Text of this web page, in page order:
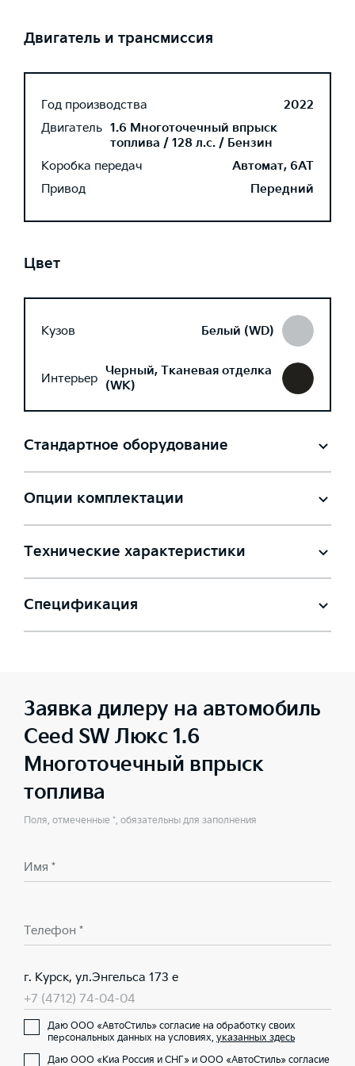
Двигатель и трансмиссия
Год производства
2022
Двигатель 1.6 Многоточечный впрыск
топлива / 128 л.с. / Бензин
Коробка передач
Автомат, 6AT
Привод
Передний
Цвет
Кузов Белый (WD)
Интерьер Черный, Тканевая отделка
(WK)
Стандартное оборудование
Опции комплектации
Технические характеристики
Спецификация
Заявка дилеру на автомобиль
Ceed SW Люкс 1.6
Многоточечный впрыск
топлива
Поля, отмеченные *, обязательны для заполнения
Имя *
Телефон *
г. Курск, ул.Энгельса 173 е
+7 (4712) 74-04-04
Даю ООО «АвтоСтиль» согласие на обработку своих
персональных данных на условиях, указанных здесь
Даю ООО «Киа Россия и СНГ» и ООО «АвтоСтиль» согласие